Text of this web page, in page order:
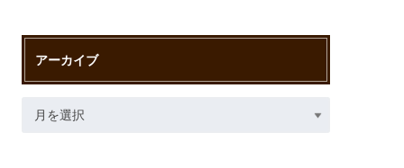
アーカイブ